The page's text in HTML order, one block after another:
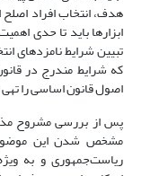
هدف، انتخاب افراد
ابزارها باید تا حدی
تبیین شرایط نامزدهای
که شرایط مندرج در
اصول قانون اساسی را
پس از بررسی مشروح
مشخص شدن این موضوع
ریاست‌جمهوری و به